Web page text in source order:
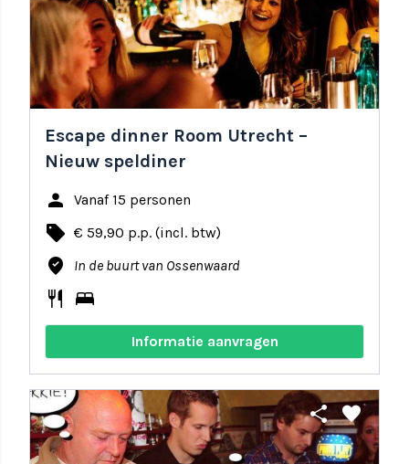
Escape dinner Room Utrecht –
Nieuw speldiner
person Vanaf 15 personen
local_offer € 59,90 p.p. (incl. btw)
where_to_vote In de buurt van Ossenwaard
restaurant bed
Informatie aanvragen
share favorite